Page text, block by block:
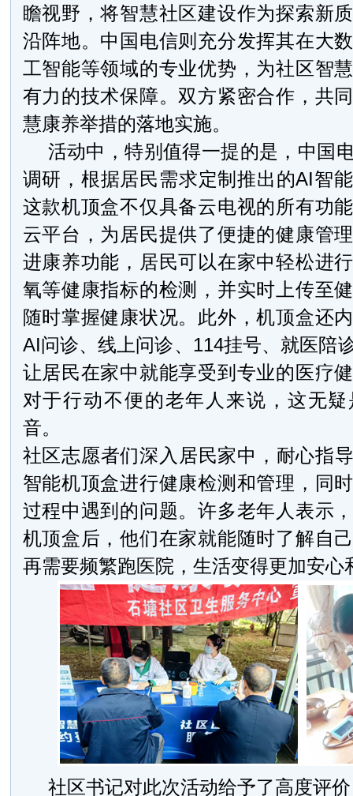
瞻视野，将智慧社区建设作为探索新
沿阵地。中国电信则充分发挥其在大
工智能等领域的专业优势，为社区智
有力的技术保障。双方紧密合作，共
慧康养举措的落地实施。
活动中，特别值得一提的是，中国
调研，根据居民需求定制推出的AI智
这款机顶盒不仅具备云电视的所有功
云平台，为居民提供了便捷的健康管
进康养功能，居民可以在家中轻松进
氧等健康指标的检测，并实时上传至
随时掌握健康状况。此外，机顶盒还
AI问诊、线上问诊、114挂号、就医陪
让居民在家中就能享受到专业的医疗
对于行动不便的老年人来说，这无
音。
社区志愿者们深入居民家中，耐心指
智能机顶盒进行健康检测和管理，同
过程中遇到的问题。许多老年人表示
机顶盒后，他们在家就能随时了解自
再需要频繁跑医院，生活变得更加安心
社区书记对此次活动给予了高度评